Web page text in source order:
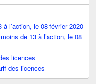
à l’action, le 08 février 2020
de 13 à l’action, le 08
licences
des licences